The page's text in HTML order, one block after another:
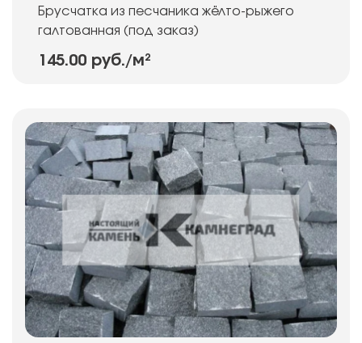
Брусчатка из песчаника жёлто-рыжего
галтованная (под заказ)
145.00 руб./м²